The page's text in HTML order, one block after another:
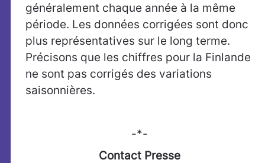
généralement chaque année à la même
période. Les données corrigées sont donc
plus représentatives sur le long terme.
Précisons que les chiffres pour la Finlande
ne sont pas corrigés des variations
saisonnières.
-*-
Contact Presse